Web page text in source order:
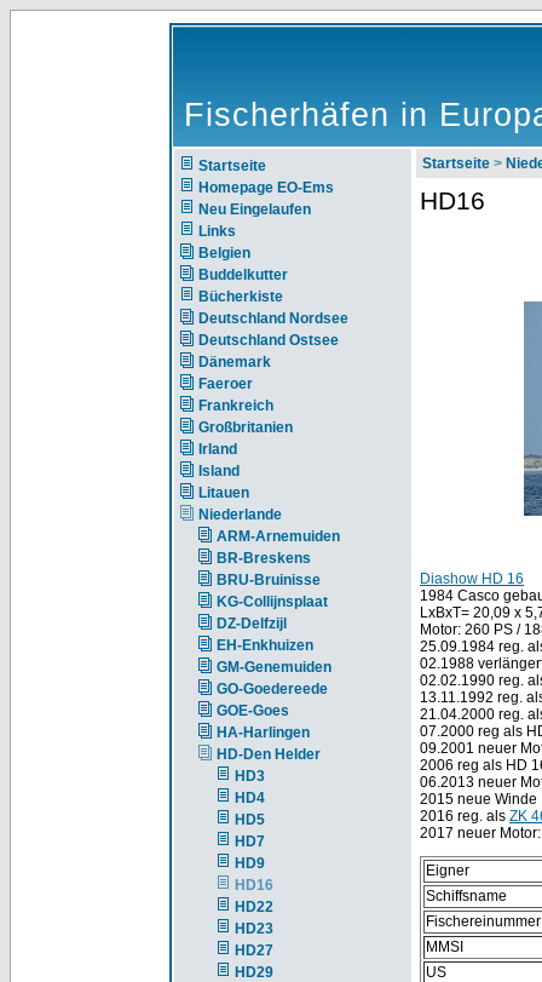
Fischerhäfen in
Startseite
Homepage EO-Ems
Neu Eingelaufen
Links
Belgien
Buddelkutter
Bücherkiste
Deutschland Nordsee
Deutschland Ostsee
Dänemark
Faeroer
Frankreich
Großbritanien
Irland
Island
Litauen
Niederlande
ARM-Arnemuiden
BR-Breskens
BRU-Bruinisse
KG-Collijnsplaat
DZ-Delfzijl
EH-Enkhuizen
GM-Genemuiden
GO-Goedereede
GOE-Goes
HA-Harlingen
HD-Den Helder
HD3
HD4
HD5
HD7
HD9
HD16
HD22
HD23
HD27
HD29
Startseite >
HD16
Diashow HD 16
1984 Casco
LxBxT= 20,09 x
Motor: 260 PS /
25.09.1984 reg.
02.1988
02.02.1990 reg.
13.11.1992 reg.
21.04.2000 reg.
07.2000 reg als
09.2001 neuer
2006 reg als HD
06.2013 neuer
2015 neue Winde
2016 reg. als ZK
2017 neuer
Eigner
Schiffsname
Fischereinummer
MMSI
US